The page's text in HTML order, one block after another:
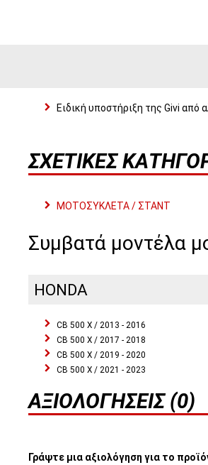
Ειδική υποστήριξη της Givi από
ΣΧΕΤΙΚΈΣ
ΜΟΤΟΣΥΚΛΕΤΑ / ΣΤΑΝΤ
Συμβατά μοντέλα
HONDA
CB 500 X / 2013 - 2016
CB 500 X / 2017 - 2018
CB 500 X / 2019 - 2020
CB 500 X / 2021 - 2023
ΑΞΙΟΛΟΓΉΣΕΙΣ (0)
Γράψτε μια αξιολόγηση για το